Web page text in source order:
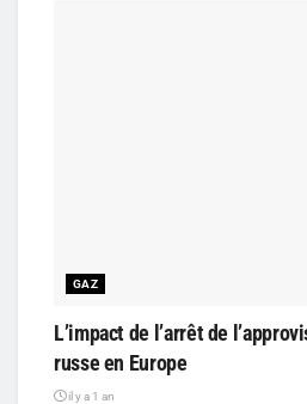
GAZ
L’impact de l’arrêt de
russe en Europe
il y a 1 an